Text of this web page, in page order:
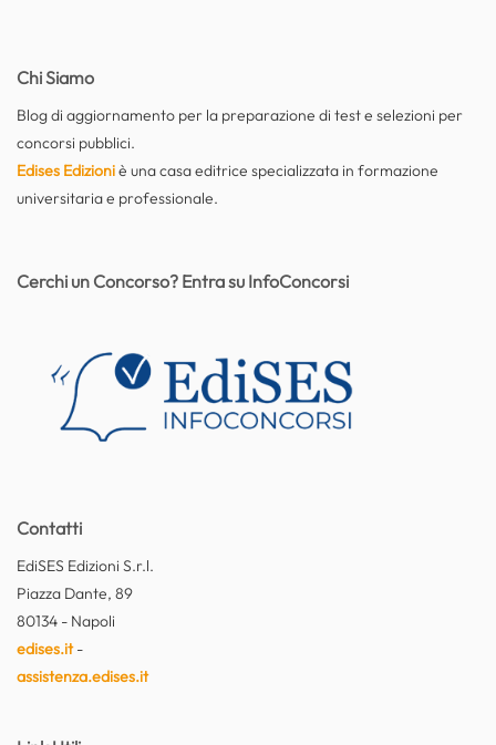
Chi Siamo
Blog di aggiornamento per la preparazione di test e selezioni per
concorsi pubblici.
Edises Edizioniè una casa editrice specializzata in formazione
universitaria e professionale.
Contatti
EdiSES Edizioni S.r.l.
Piazza Dante, 89
80134 - Napoli
edises.it-
assistenza.edises.it
Cerchi un Concorso? Entra su InfoConcorsi